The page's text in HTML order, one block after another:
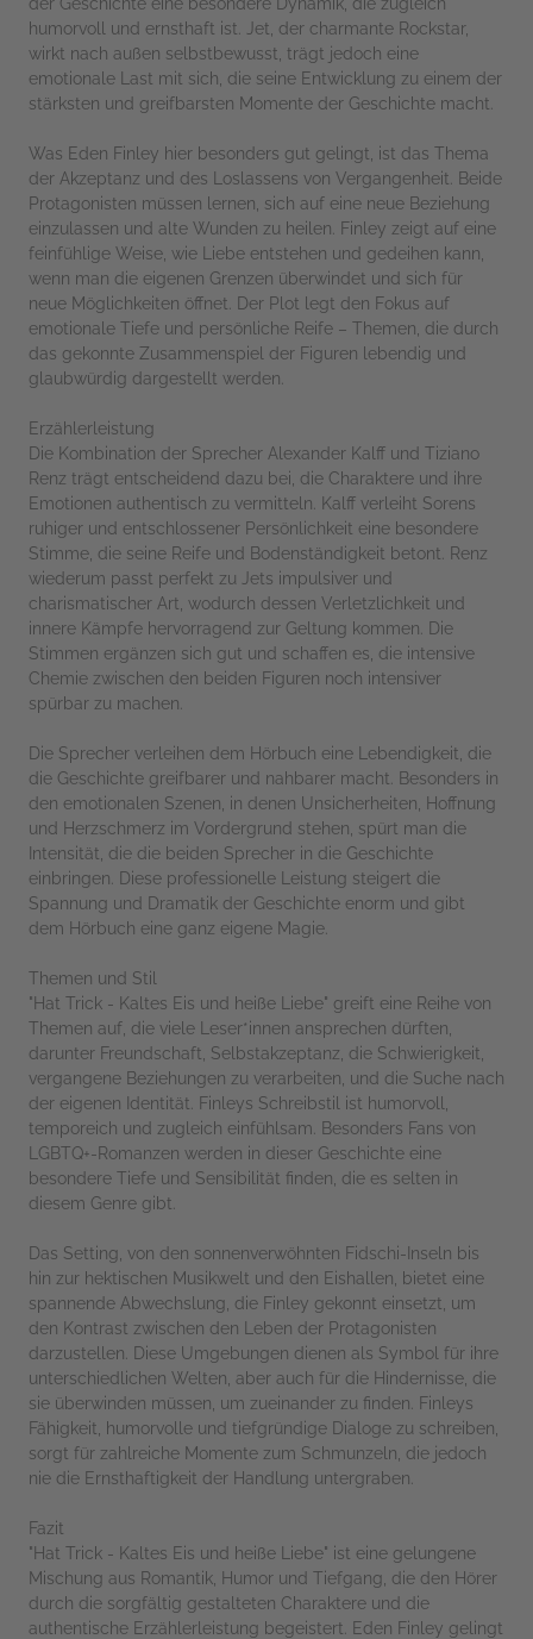
humorvoll und ernsthaft ist. Jet, der charmante Rockstar,
wirkt nach außen selbstbewusst, trägt jedoch eine
emotionale Last mit sich, die seine Entwicklung zu einem der
stärksten und greifbarsten Momente der Geschichte macht.
Was Eden Finley hier besonders gut gelingt, ist das Thema
der Akzeptanz und des Loslassens von Vergangenheit. Beide
Protagonisten müssen lernen, sich auf eine neue Beziehung
einzulassen und alte Wunden zu heilen. Finley zeigt auf eine
feinfühlige Weise, wie Liebe entstehen und gedeihen kann,
wenn man die eigenen Grenzen überwindet und sich für
neue Möglichkeiten öffnet. Der Plot legt den Fokus auf
emotionale Tiefe und persönliche Reife – Themen, die durch
das gekonnte Zusammenspiel der Figuren lebendig und
glaubwürdig dargestellt werden.
Erzählerleistung
Die Kombination der Sprecher Alexander Kalff und Tiziano
Renz trägt entscheidend dazu bei, die Charaktere und ihre
Emotionen authentisch zu vermitteln. Kalff verleiht Sorens
ruhiger und entschlossener Persönlichkeit eine besondere
Stimme, die seine Reife und Bodenständigkeit betont. Renz
wiederum passt perfekt zu Jets impulsiver und
charismatischer Art, wodurch dessen Verletzlichkeit und
innere Kämpfe hervorragend zur Geltung kommen. Die
Stimmen ergänzen sich gut und schaffen es, die intensive
Chemie zwischen den beiden Figuren noch intensiver
spürbar zu machen.
Die Sprecher verleihen dem Hörbuch eine Lebendigkeit, die
die Geschichte greifbarer und nahbarer macht. Besonders in
den emotionalen Szenen, in denen Unsicherheiten, Hoffnung
und Herzschmerz im Vordergrund stehen, spürt man die
Intensität, die die beiden Sprecher in die Geschichte
einbringen. Diese professionelle Leistung steigert die
Spannung und Dramatik der Geschichte enorm und gibt
dem Hörbuch eine ganz eigene Magie.
Themen und Stil
"Hat Trick - Kaltes Eis und heiße Liebe" greift eine Reihe von
Themen auf, die viele Leser*innen ansprechen dürften,
darunter Freundschaft, Selbstakzeptanz, die Schwierigkeit,
vergangene Beziehungen zu verarbeiten, und die Suche nach
der eigenen Identität. Finleys Schreibstil ist humorvoll,
temporeich und zugleich einfühlsam. Besonders Fans von
LGBTQ+-Romanzen werden in dieser Geschichte eine
besondere Tiefe und Sensibilität finden, die es selten in
diesem Genre gibt.
Das Setting, von den sonnenverwöhnten Fidschi-Inseln bis
hin zur hektischen Musikwelt und den Eishallen, bietet eine
spannende Abwechslung, die Finley gekonnt einsetzt, um
den Kontrast zwischen den Leben der Protagonisten
darzustellen. Diese Umgebungen dienen als Symbol für ihre
unterschiedlichen Welten, aber auch für die Hindernisse, die
sie überwinden müssen, um zueinander zu finden. Finleys
Fähigkeit, humorvolle und tiefgründige Dialoge zu schreiben,
sorgt für zahlreiche Momente zum Schmunzeln, die jedoch
nie die Ernsthaftigkeit der Handlung untergraben.
Fazit
"Hat Trick - Kaltes Eis und heiße Liebe" ist eine gelungene
Mischung aus Romantik, Humor und Tiefgang, die den Hörer
durch die sorgfältig gestalteten Charaktere und die
authentische Erzählerleistung begeistert. Eden Finley gelingt